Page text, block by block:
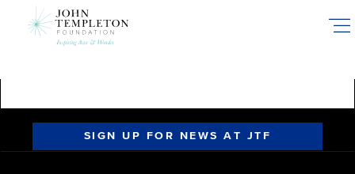
SIGN UP FOR NEWS AT JTF